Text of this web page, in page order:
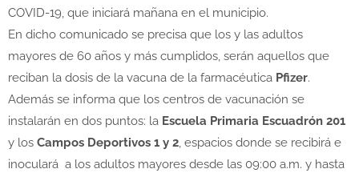
COVID-19, que iniciará mañana en el municipio.
En dicho comunicado se precisa que los y las adultos
mayores de 60 años y más cumplidos, serán aquellos que
reciban la dosis de la vacuna de la farmacéutica Pfizer.
Además se informa que los centros de vacunación se
instalarán en dos puntos: la Escuela Primaria Escuadrón 201
y los Campos Deportivos 1 y 2, espacios donde se recibirá e
inoculará a los adultos mayores desde las 09:00 a.m. y hasta